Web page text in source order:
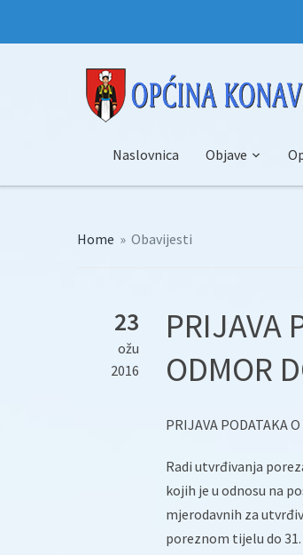
Naslovnica Objave
Home » Obavijesti
23
ožu
2016
PRIJAVA
ODMOR
PRIJAVA PODATAKA
Radi utvrđivanja
kojih je u odnosu na
mjerodavnih za
poreznom tijelu do